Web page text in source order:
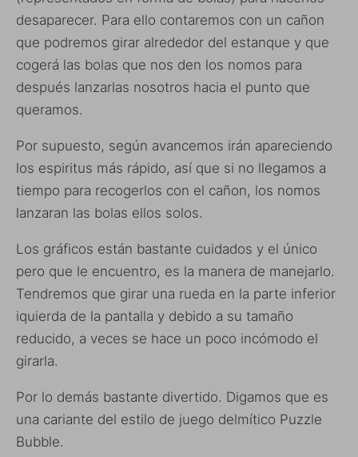
desaparecer. Para ello contaremos con un cañon
que podremos girar alrededor del estanque y que
cogerá las bolas que nos den los nomos para
después lanzarlas nosotros hacia el punto que
queramos.
Por supuesto, según avancemos irán apareciendo
los espiritus más rápido, así que si no llegamos a
tiempo para recogerlos con el cañon, los nomos
lanzaran las bolas ellos solos.
Los gráficos están bastante cuidados y el único
pero que le encuentro, es la manera de manejarlo.
Tendremos que girar una rueda en la parte inferior
iquierda de la pantalla y debido a su tamaño
reducido, a veces se hace un poco incómodo el
girarla.
Por lo demás bastante divertido. Digamos que es
una cariante del estilo de juego delmítico Puzzle
Bubble.